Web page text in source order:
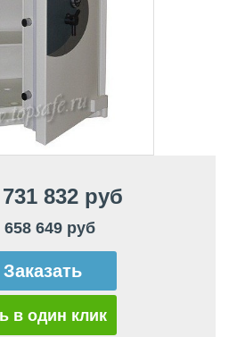
832 руб
649 руб
Заказать
в один клик